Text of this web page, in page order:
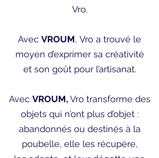
Vro.
Avec VROUM, Vro a trouvé le
moyen d’exprimer sa créativité
et son goût pour l’artisanat.
Avec VROUM,Vro transforme des
objets qui n’ont plus d’objet :
abandonnés ou destinés à la
poubelle, elle les récupère,